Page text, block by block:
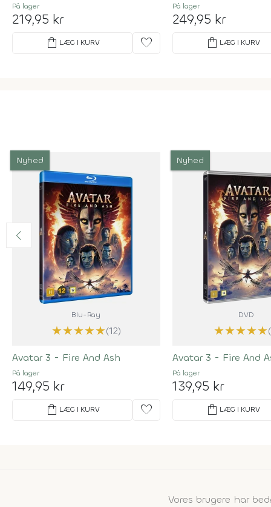
På lager
219,95 kr
shopping_bag LÆG I KURV favorite
På lager
249,95 kr
shopping_bag LÆG I KURV
Nyhed
Blu-Ray
★★★★★(12)
Avatar 3 - Fire And Ash
På lager
149,95 kr
shopping_bag LÆG I KURV favorite
Nyhed
DVD
★★★★★
Avatar 3 - Fire And
På lager
139,95 kr
shopping_bag LÆG I KURV
Vores brugere har